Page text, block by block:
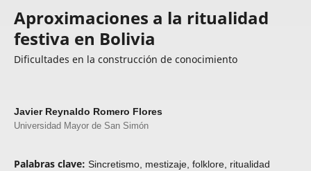
Aproximaciones a la ritualidad
festiva en Bolivia
Dificultades en la construcción de conocimiento
Javier Reynaldo Romero Flores
Universidad Mayor de San Simón
Palabras clave: Sincretismo, mestizaje, folklore, ritualidad